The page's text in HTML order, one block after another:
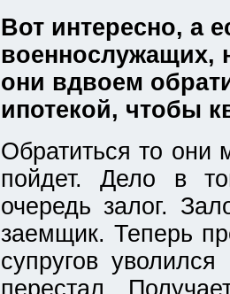
Вот интересно, а
военнослужащих,
они вдвоем
ипотекой, чтобы
Обратиться то они
пойдет. Дело в
очередь залог.
заемщик. Теперь
супругов
перестал.